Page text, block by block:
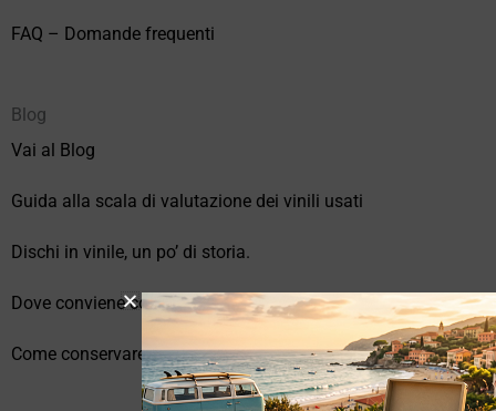
FAQ – Domande frequenti
Blog
Vai al Blog
Guida alla scala di valutazione dei vinili usati
Dischi in vinile, un po’ di storia.
Dove conviene comprare vinili online?
Come conservare correttamente i vinili usati